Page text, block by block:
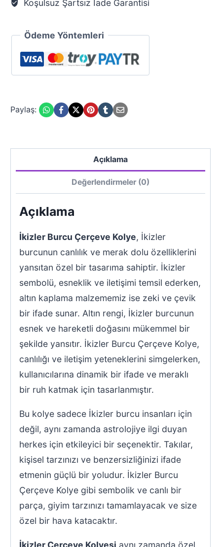
Koşulsuz Şartsız İade Garantisi
Ödeme Yöntemleri
Paylaş:
Açıklama
Değerlendirmeler (0)
Açıklama
İkizler Burcu Çerçeve Kolye, İkizler
burcunun canlılık ve merak dolu özelliklerini
yansıtan özel bir tasarıma sahiptir. İkizler
sembolü, esneklik ve iletişimi temsil ederken,
altın kaplama malzememiz ise zeki ve çevik
bir ifade sunar. Altın rengi, İkizler burcunun
esnek ve hareketli doğasını mükemmel bir
şekilde yansıtır. İkizler Burcu Çerçeve Kolye,
canlılığı ve iletişim yeteneklerini simgelerken,
kullanıcılarına dinamik bir ifade ve meraklı
bir ruh katmak için tasarlanmıştır.
Bu kolye sadece İkizler burcu insanları için
değil, aynı zamanda astrolojiye ilgi duyan
herkes için etkileyici bir seçenektir. Takılar,
kişisel tarzınızı ve benzersizliğinizi ifade
etmenin güçlü bir yoludur. İkizler Burcu
Çerçeve Kolye gibi sembolik ve canlı bir
parça, giyim tarzınızı tamamlayacak ve size
özel bir hava katacaktır.
İkizler Çerçeve Kolyesi aynı zamanda özel